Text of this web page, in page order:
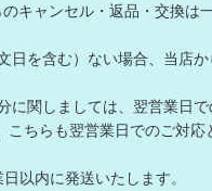
キャンセル・返品・交換は
を含む）ない場合、当店
関しましては、翌営業日で
ちらも翌営業日でのご対応
以内に発送いたします。